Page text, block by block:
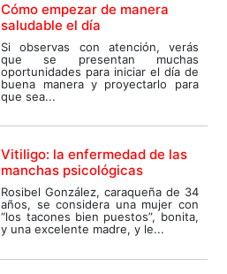
Cómo empezar de manera
saludable el día
Si observas con atención, verás
que se presentan muchas
oportunidades para iniciar el día de
buena manera y proyectarlo para
que sea...
Vitiligo: la enfermedad de las
manchas psicológicas
Rosibel González, caraqueña de 34
años, se considera una mujer con
“los tacones bien puestos”, bonita,
y una excelente madre, y le...